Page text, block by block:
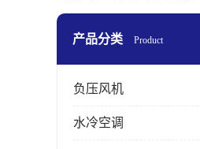
产品分类 Product
负压风机
水冷空调